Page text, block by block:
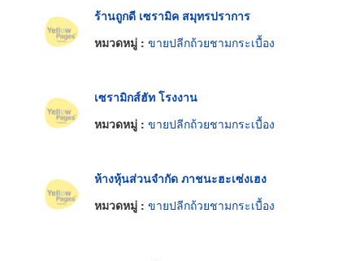
ร้านถูกดี เซรามิค สมุทรปราการ
หมวดหมู่ : ขายปลีกถ้วยชามกระเบื้อง
เซรามิกส์ฮัท โรงงาน
หมวดหมู่ : ขายปลีกถ้วยชามกระเบื้อง
ห้างหุ้นส่วนจำกัด ภาชนะฮะเซ่งเฮง
หมวดหมู่ : ขายปลีกถ้วยชามกระเบื้อง